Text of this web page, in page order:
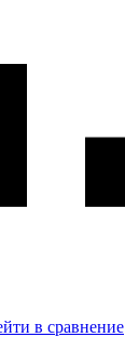
в сравнение